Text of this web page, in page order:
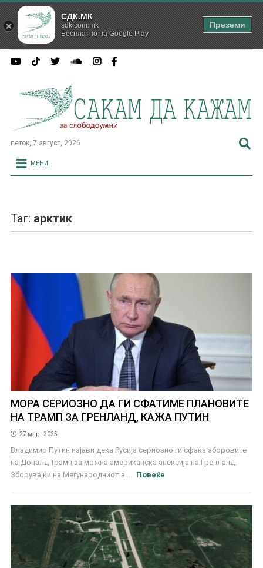
петок, 7 август, 2026
МЕНИ
Таг: арктик
МОРА СЕРИОЗНО ДА ГИ СФАТИМЕ ПЛАНОВИТЕ
НА ТРАМП ЗА ГРЕНЛАНД, КАЖА ПУТИН
27 март 2025
Владимир Путин изјави дека Русија сериозно ги сфаќа зборовите
на Доналд Трамп за можна американска анексија на Гренланд.
Зборувајќи на Меѓународниот а ...
Повеќе
СДК.МК
sdk.com.mk
Бесплатно на Google Play
Преземи